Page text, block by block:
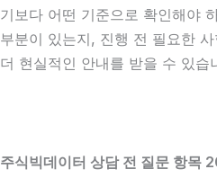
기보다 어떤 기준으로 확인해야
부분이 있는지, 진행 전 필요한
더 현실적인 안내를 받을 수 있습
주식빅데이터 상담 전 질문 항